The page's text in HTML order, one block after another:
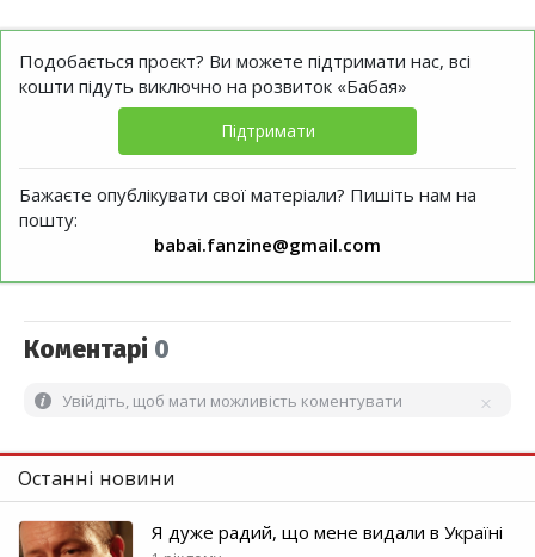
Подобається проєкт? Ви можете підтримати нас, всі
кошти підуть виключно на розвиток «Бабая»
Підтримати
Бажаєте опублікувати свої матеріали? Пишіть нам на
пошту:
babai.fanzine@gmail.com
Коментарі 0
Увійдіть, щоб мати можливість коментувати
Останні новини
Я дуже радий, що мене видали в Україні